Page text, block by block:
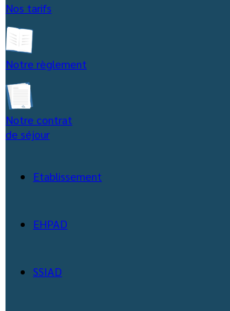
Nos tarifs
Notre règlement
Notre contrat
de séjour
Etablissement
EHPAD
SSIAD